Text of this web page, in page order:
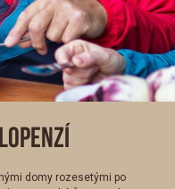
domy rozesetými po